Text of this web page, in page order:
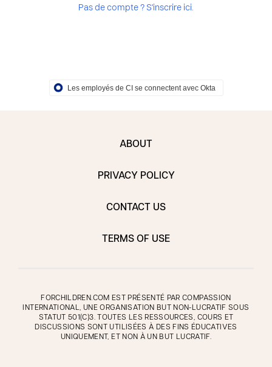
Pas de compte ? S'inscrire ici.
Les employés de CI se connectent avec Okta
ABOUT
PRIVACY POLICY
CONTACT US
TERMS OF USE
FORCHILDREN.COM EST PRÉSENTÉ PAR COMPASSION
INTERNATIONAL, UNE ORGANISATION BUT NON-LUCRATIF SOUS
STATUT 501(C)3. TOUTES LES RESSOURCES, COURS ET
DISCUSSIONS SONT UTILISÉES À DES FINS ÉDUCATIVES
UNIQUEMENT, ET NON À UN BUT LUCRATIF.